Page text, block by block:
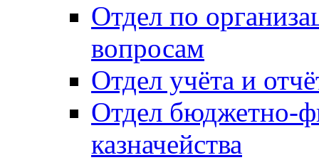
Отдел по
вопросам
Отдел учёта и
Отдел бюджетно-
казначейства